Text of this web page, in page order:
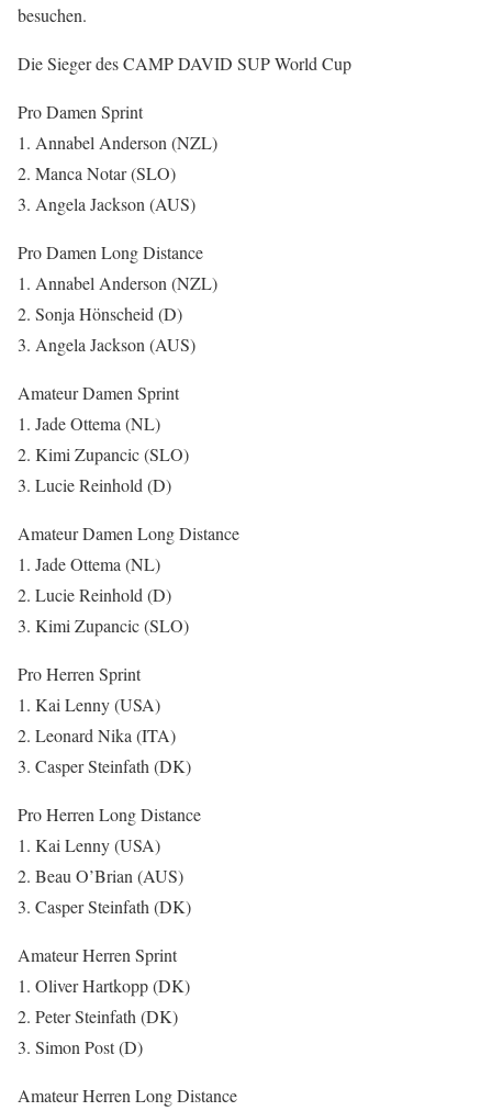
besuchen.
Die Sieger des CAMP DAVID SUP World Cup
Pro Damen Sprint
1. Annabel Anderson (NZL)
2. Manca Notar (SLO)
3. Angela Jackson (AUS)
Pro Damen Long Distance
1. Annabel Anderson (NZL)
2. Sonja Hönscheid (D)
3. Angela Jackson (AUS)
Amateur Damen Sprint
1. Jade Ottema (NL)
2. Kimi Zupancic (SLO)
3. Lucie Reinhold (D)
Amateur Damen Long Distance
1. Jade Ottema (NL)
2. Lucie Reinhold (D)
3. Kimi Zupancic (SLO)
Pro Herren Sprint
1. Kai Lenny (USA)
2. Leonard Nika (ITA)
3. Casper Steinfath (DK)
Pro Herren Long Distance
1. Kai Lenny (USA)
2. Beau O’Brian (AUS)
3. Casper Steinfath (DK)
Amateur Herren Sprint
1. Oliver Hartkopp (DK)
2. Peter Steinfath (DK)
3. Simon Post (D)
Amateur Herren Long Distance